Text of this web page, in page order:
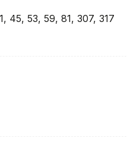
45, 53, 59, 81, 307, 317